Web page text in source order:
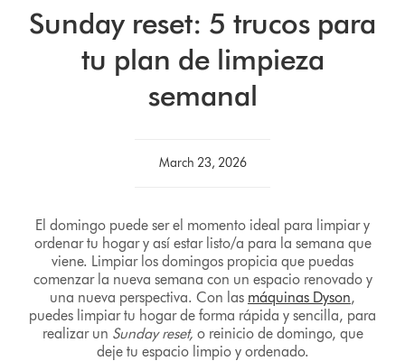
Sunday reset: 5 trucos para
tu plan de limpieza
semanal
March 23, 2026
El domingo puede ser el momento ideal para limpiar y
ordenar tu hogar y así estar listo/a para la semana que
viene. Limpiar los domingos propicia que puedas
comenzar la nueva semana con un espacio renovado y
una nueva perspectiva. Con las máquinas Dyson,
puedes limpiar tu hogar de forma rápida y sencilla, para
realizar un Sunday reset, o reinicio de domingo, que
deje tu espacio limpio y ordenado.